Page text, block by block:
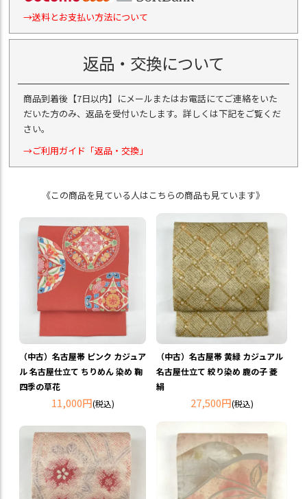
→送料とお支払い方法について
返品・交換について
商品到着後【7日以内】にメールまたはお電話にてご連絡をいた
だいた方のみ、返品を受付いたします。詳しくは下記をご覧くだ
さい。
→ご利用ガイド「返品・交換」
《この商品を見ている人はこちらの商品も見ています》
（中古）名古屋帯 ピンク カジュア
ル 名古屋仕立て ちりめん 染め 鞠
四季の草花
11,000円(税込)
（中古）名古屋帯 黄緑 カジュアル
名古屋仕立て 絞り染め 鹿の子 菱
絹
27,500円(税込)